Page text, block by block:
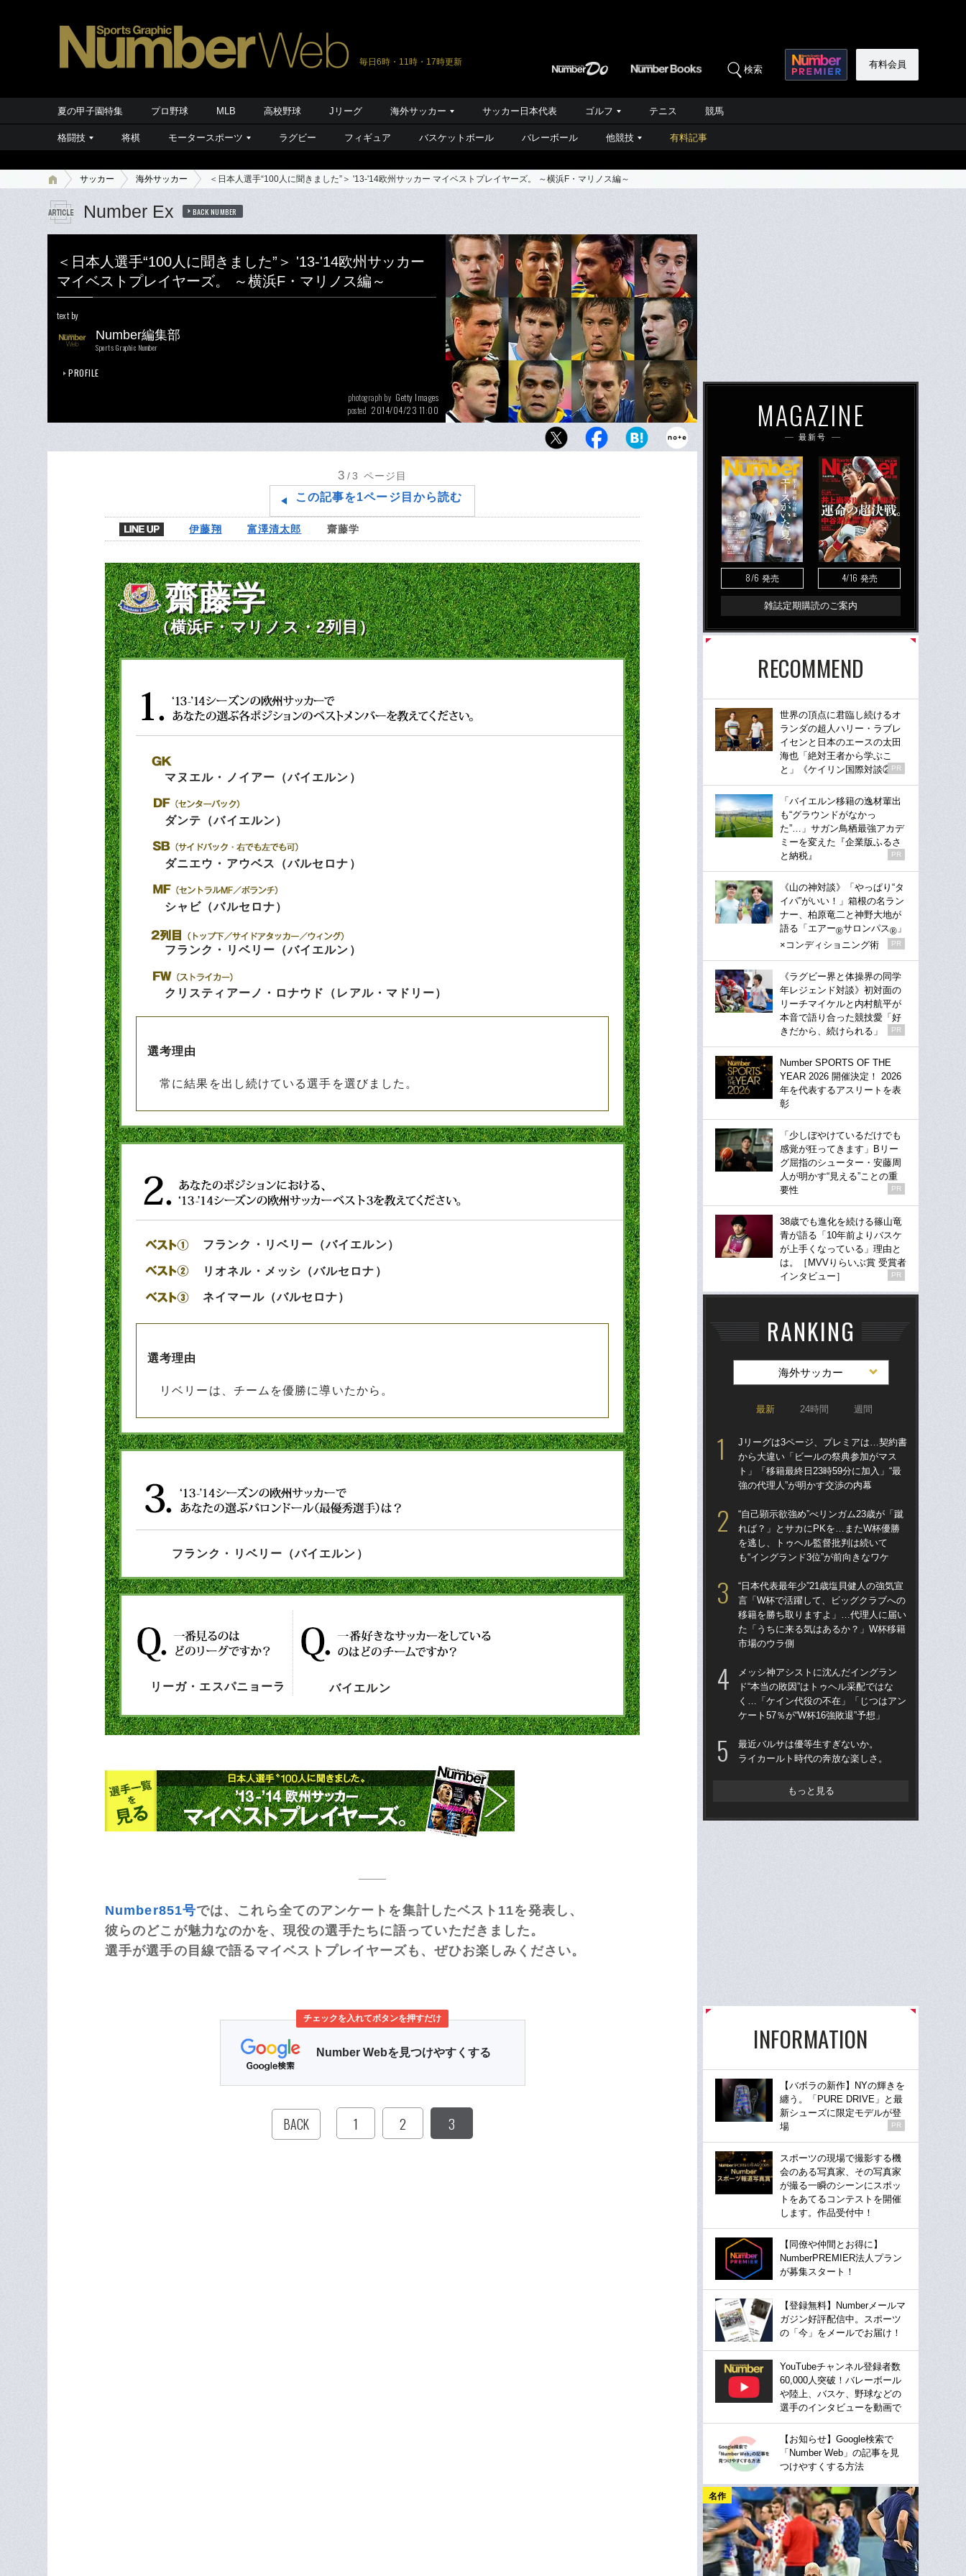
毎日6時・11時・17時更新
検索 有料会員
夏の甲子園特集 プロ野球 MLB 高校野球 Jリーグ 海外サッカー サッカー日本代表 ゴルフ テニス 競馬
格闘技 将棋 モータースポーツ ラグビー フィギュア バスケットボール バレーボール 他競技 有料記事
サッカー 海外サッカー ＜日本人選手“100人に聞きました”＞ '13-'14欧州サッカー マイベストプレイヤーズ。 ～横浜F・マリノス編～
Number Ex BACK NUMBER
＜日本人選手“100人に聞きました”＞ '13-'14欧州サッカー
マイベストプレイヤーズ。 ～横浜F・マリノス編～
text by
Number編集部
Sports Graphic Number
PROFILE
photograph by Getty Images
posted 2014/04/23 11:00
3 /3 ページ目
この記事を1ページ目から読む
伊藤翔 富澤清太郎 齋藤学
齋藤学
（横浜F・マリノス・2列目）
マヌエル・ノイアー（バイエルン）
ダンテ（バイエルン）
ダニエウ・アウベス（バルセロナ）
シャビ（バルセロナ）
フランク・リベリー（バイエルン）
クリスティアーノ・ロナウド（レアル・マドリー）
選考理由
常に結果を出し続けている選手を選びました。
フランク・リベリー（バイエルン）
リオネル・メッシ（バルセロナ）
ネイマール（バルセロナ）
選考理由
リベリーは、チームを優勝に導いたから。
フランク・リベリー（バイエルン）
リーガ・エスパニョーラ バイエルン
Number851号では、これら全てのアンケートを集計したベスト11を発表し、
彼らのどこが魅力なのかを、現役の選手たちに語っていただきました。
選手が選手の目線で語るマイベストプレイヤーズも、ぜひお楽しみください。
チェックを入れてボタンを押すだけ
Number Webを見つけやすくする
BACK 1 2 3
MAGAZINE
最新号
8/6 発売 4/16 発売
雑誌定期購読のご案内
RECOMMEND
世界の頂点に君臨し続けるオ
ランダの超人ハリー・ラブレ
イセンと日本のエースの太田
海也「絶対王者から学ぶこ
と」《ケイリン国際対談②》
PR
「バイエルン移籍の逸材輩出
も“グラウンドがなかっ
た”…」サガン鳥栖最強アカデ
ミーを変えた『企業版ふるさ
と納税』
PR
《山の神対談》「やっぱり“タ
イパ”がいい！」箱根の名ラン
ナー、柏原竜二と神野大地が
語る「エアー®サロンパス® 」
×コンディショニング術
PR
《ラグビー界と体操界の同学
年レジェンド対談》初対面の
リーチマイケルと内村航平が
本音で語り合った競技愛「好
きだから、続けられる」
PR
Number SPORTS OF THE
YEAR 2026 開催決定！ 2026
年を代表するアスリートを表
彰
「少しぼやけているだけでも
感覚が狂ってきます」Bリー
グ屈指のシューター・安藤周
人が明かす“見える”ことの重
要性
PR
38歳でも進化を続ける篠山竜
青が語る「10年前よりバスケ
が上手くなっている」理由と
は。［MVVりらいぶ賞 受賞者
インタビュー］
PR
RANKING
海外サッカー
最新 24時間 週間
Jリーグは3ページ、プレミアは…契約書
から大違い「ビールの祭典参加がマス
ト」「移籍最終日23時59分に加入」“最
強の代理人”が明かす交渉の内幕
“自己顕示欲強め”べリンガム23歳が「蹴
れば？」とサカにPKを…またW杯優勝
を逃し、トゥヘル監督批判は続いて
も“イングランド3位”が前向きなワケ
“日本代表最年少”21歳塩貝健人の強気宣
言「W杯で活躍して、ビッグクラブへの
移籍を勝ち取りますよ」…代理人に届い
た「うちに来る気はあるか？」W杯移籍
市場のウラ側
メッシ神アシストに沈んだイングラン
ド“本当の敗因”はトゥヘル采配ではな
く…「ケイン代役の不在」「じつはアン
ケート57％が“W杯16強敗退”予想」
最近バルサは優等生すぎないか。
ライカールト時代の奔放な楽しさ。
もっと見る
INFORMATION
【バボラの新作】NYの輝きを
纏う。「PURE DRIVE」と最
新シューズに限定モデルが登
場
PR
スポーツの現場で撮影する機
会のある写真家、その写真家
が撮る一瞬のシーンにスポッ
トをあてるコンテストを開催
します。作品受付中！
【同僚や仲間とお得に】
NumberPREMIER法人プラン
が募集スタート！
【登録無料】Numberメールマ
ガジン好評配信中。スポーツ
の「今」をメールでお届け！
YouTubeチャンネル登録者数
60,000人突破！バレーボール
や陸上、バスケ、野球などの
選手のインタビューを動画で
【お知らせ】Google検索で
「Number Web」の記事を見
つけやすくする方法
名作